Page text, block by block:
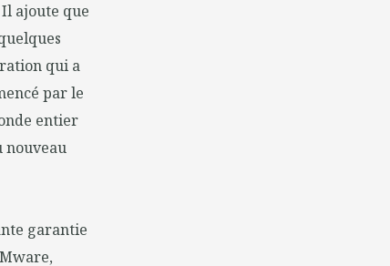
Il ajoute que
qui a
par le
entier
nouveau
garantie